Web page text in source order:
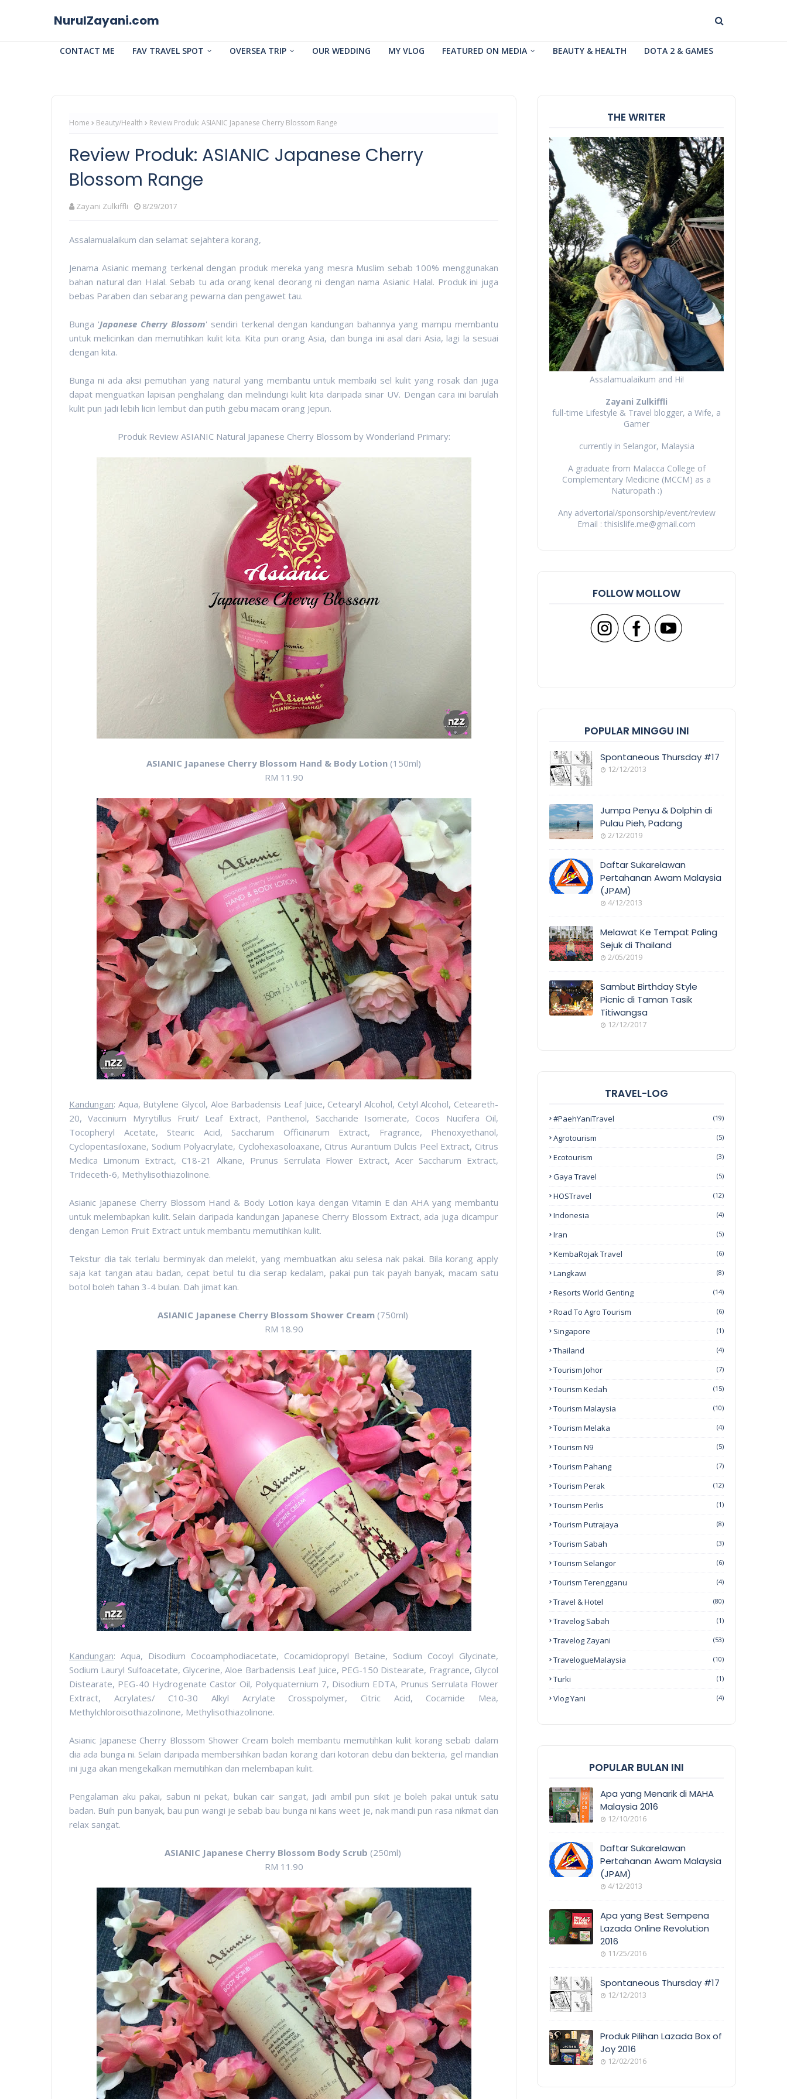
NurulZayani.com
CONTACT ME FAV TRAVEL SPOT OVERSEA TRIP OUR WEDDING MY VLOG FEATURED ON MEDIA BEAUTY & HEALTH DOTA 2 & GAMES
Home Beauty/Health Review Produk: ASIANIC Japanese Cherry Blossom Range
Review Produk: ASIANIC Japanese Cherry
Blossom Range
Zayani Zulkiffli 8/29/2017
Assalamualaikum dan selamat sejahtera korang,
Jenama Asianic memang terkenal dengan produk mereka yang mesra Muslim sebab 100% menggunakan
bahan natural dan Halal. Sebab tu ada orang kenal deorang ni dengan nama Asianic Halal. Produk ini juga
bebas Paraben dan sebarang pewarna dan pengawet tau.
Bunga 'Japanese Cherry Blossom' sendiri terkenal dengan kandungan bahannya yang mampu membantu
untuk melicinkan dan memutihkan kulit kita. Kita pun orang Asia, dan bunga ini asal dari Asia, lagi la sesuai
dengan kita.
Bunga ni ada aksi pemutihan yang natural yang membantu untuk membaiki sel kulit yang rosak dan juga
dapat menguatkan lapisan penghalang dan melindungi kulit kita daripada sinar UV. Dengan cara ini barulah
kulit pun jadi lebih licin lembut dan putih gebu macam orang Jepun.
Produk Review ASIANIC Natural Japanese Cherry Blossom by Wonderland Primary:
ASIANIC Japanese Cherry Blossom Hand & Body Lotion (150ml)
RM 11.90
Kandungan: Aqua, Butylene Glycol, Aloe Barbadensis Leaf Juice, Cetearyl Alcohol, Cetyl Alcohol, Ceteareth-
20, Vaccinium Myrytillus Fruit/ Leaf Extract, Panthenol, Saccharide Isomerate, Cocos Nucifera Oil,
Tocopheryl Acetate, Stearic Acid, Saccharum Officinarum Extract, Fragrance, Phenoxyethanol,
Cyclopentasiloxane, Sodium Polyacrylate, Cyclohexasoloaxane, Citrus Aurantium Dulcis Peel Extract, Citrus
Medica Limonum Extract, C18-21 Alkane, Prunus Serrulata Flower Extract, Acer Saccharum Extract,
Trideceth-6, Methylisothiazolinone.
Asianic Japanese Cherry Blossom Hand & Body Lotion kaya dengan Vitamin E dan AHA yang membantu
untuk melembapkan kulit. Selain daripada kandungan Japanese Cherry Blossom Extract, ada juga dicampur
dengan Lemon Fruit Extract untuk membantu memutihkan kulit.
Tekstur dia tak terlalu berminyak dan melekit, yang membuatkan aku selesa nak pakai. Bila korang apply
saja kat tangan atau badan, cepat betul tu dia serap kedalam, pakai pun tak payah banyak, macam satu
botol boleh tahan 3-4 bulan. Dah jimat kan.
ASIANIC Japanese Cherry Blossom Shower Cream(750ml)
RM 18.90
Kandungan: Aqua, Disodium Cocoamphodiacetate, Cocamidopropyl Betaine, Sodium Cocoyl Glycinate,
Sodium Lauryl Sulfoacetate, Glycerine, Aloe Barbadensis Leaf Juice, PEG-150 Distearate, Fragrance, Glycol
Distearate, PEG-40 Hydrogenate Castor Oil, Polyquaternium 7, Disodium EDTA, Prunus Serrulata Flower
Extract, Acrylates/ C10-30 Alkyl Acrylate Crosspolymer, Citric Acid, Cocamide Mea,
Methylchloroisothiazolinone, Methylisothiazolinone.
Asianic Japanese Cherry Blossom Shower Cream boleh membantu memutihkan kulit korang sebab dalam
dia ada bunga ni. Selain daripada membersihkan badan korang dari kotoran debu dan bekteria, gel mandian
ini juga akan mengekalkan memutihkan dan melembapan kulit.
Pengalaman aku pakai, sabun ni pekat, bukan cair sangat, jadi ambil pun sikit je boleh pakai untuk satu
badan. Buih pun banyak, bau pun wangi je sebab bau bunga ni kans weet je, nak mandi pun rasa nikmat dan
relax sangat.
ASIANIC Japanese Cherry Blossom Body Scrub (250ml)
RM 11.90
THE WRITER
Assalamualaikum and Hi!
Zayani Zulkiffli
full-time Lifestyle & Travel blogger, a Wife, a
Gamer
currently in Selangor, Malaysia
A graduate from Malacca College of
Complementary Medicine (MCCM) as a
Naturopath :)
Any advertorial/sponsorship/event/review
Email : thisislife.me@gmail.com
FOLLOW MOLLOW
POPULAR MINGGU INI
Spontaneous Thursday #17
12/12/2013
Jumpa Penyu & Dolphin di
Pulau Pieh, Padang
2/12/2019
Daftar Sukarelawan
Pertahanan Awam Malaysia
(JPAM)
4/12/2013
Melawat Ke Tempat Paling
Sejuk di Thailand
2/05/2019
Sambut Birthday Style
Picnic di Taman Tasik
Titiwangsa
12/12/2017
TRAVEL-LOG
#PaehYaniTravel (19)
Agrotourism (5)
Ecotourism (3)
Gaya Travel (5)
HOSTravel (12)
Indonesia (4)
Iran (5)
KembaRojak Travel (6)
Langkawi (8)
Resorts World Genting (14)
Road To Agro Tourism (6)
Singapore (1)
Thailand (4)
Tourism Johor (7)
Tourism Kedah (15)
Tourism Malaysia (10)
Tourism Melaka (4)
Tourism N9 (5)
Tourism Pahang (7)
Tourism Perak (12)
Tourism Perlis (1)
Tourism Putrajaya (8)
Tourism Sabah (3)
Tourism Selangor (6)
Tourism Terengganu (4)
Travel & Hotel (80)
Travelog Sabah (1)
Travelog Zayani (53)
TravelogueMalaysia (10)
Turki (1)
Vlog Yani (4)
POPULAR BULAN INI
COVERAGE
Apa yang Menarik di MAHA
Malaysia 2016
12/10/2016
Daftar Sukarelawan
Pertahanan Awam Malaysia
(JPAM)
4/12/2013
Apa yang Best Sempena
Lazada Online Revolution
2016
11/25/2016
E
Spontaneous Thursday #17
12/12/2013
Produk Pilihan Lazada Box of
Joy 2016
12/02/2016